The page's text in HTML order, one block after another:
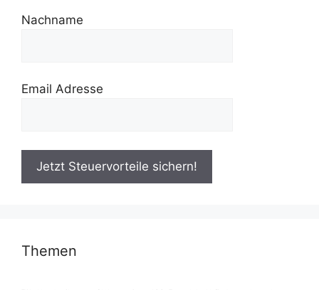
Nachname
Email Adresse
Themen